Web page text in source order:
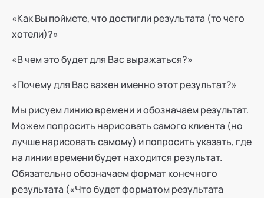
«Как Вы поймете, что достигли результата (то чего
хотели)?»
«В чем это будет для Вас выражаться?»
«Почему для Вас важен именно этот результат?»
Мы рисуем линию времени и обозначаем результат.
Можем попросить нарисовать самого клиента (но
лучше нарисовать самому) и попросить указать, где
на линии времени будет находится результат.
Обязательно обозначаем формат конечного
результата («Что будет форматом результата